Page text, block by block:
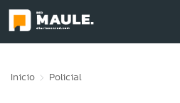
Inicio Policial